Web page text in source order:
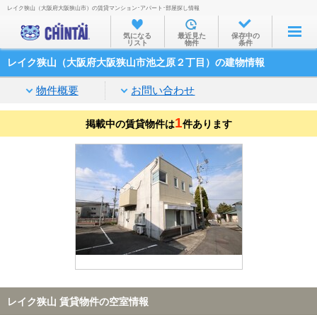
お部屋を探す
沿線・駅から
家賃相場から
通勤通学時間から
物件特集から
不動産会社から
TOP
レイク狭山（大阪府大阪狭山市）の賃貸マンション･アパート･部屋探し情報
気になる
リスト
最近見た
物件
保存中の
条件
レイク狭山（大阪府大阪狭山市池之原２丁目）の建物情報
物件概要 お問い合わせ
掲載中の賃貸物件は1件あります
レイク狭山 賃貸物件の空室情報